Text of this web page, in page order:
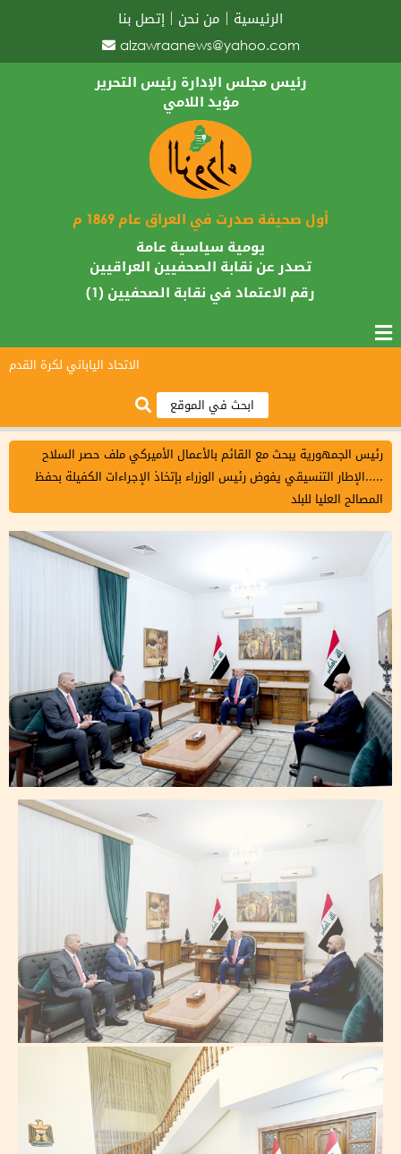
الرئيسية من نحن
إتصل بنا
alzawraanews@yahoo.com
رئيس مجلس الإدارة رئيس التحرير
مؤيد اللامي
أول صحيفة صدرت في العراق عام 1869 م
يومية سياسية عامة
تصدر عن نقابة الصحفيين العراقيين
رقم الاعتماد في نقابة الصحفيين (1)
الاتحاد الياباني لكرة القدم
رئيس الجمهورية يبحث مع القائم بالأعمال الأميركي ملف حصر السلاح
.....الإطار التنسيقي يفوض رئيس الوزراء بإتخاذ الإجراءات الكفيلة بحفظ
المصالح العليا للبلد